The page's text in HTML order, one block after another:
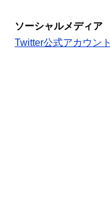
ソーシャルメディア
Twitter公式アカウント